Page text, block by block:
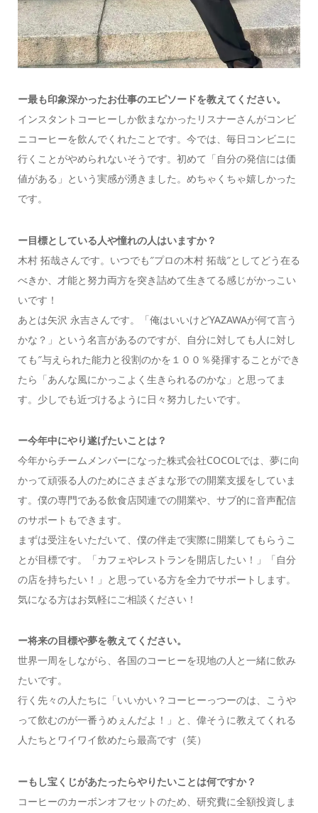
ー最も印象深かったお仕事のエピソードを教えてください。
インスタントコーヒーしか飲まなかったリスナーさんがコンビ
ニコーヒーを飲んでくれたことです。今では、毎日コンビニに
行くことがやめられないそうです。初めて「自分の発信には価
値がある」という実感が湧きました。めちゃくちゃ嬉しかった
です。
ー目標としている人や憧れの人はいますか？
木村 拓哉さんです。いつでも″プロの木村 拓哉″としてどう在る
べきか、才能と努力両方を突き詰めて生きてる感じがかっこい
いです！
あとは矢沢 永吉さんです。「俺はいいけどYAZAWAが何て言う
かな？」という名言があるのですが、自分に対しても人に対し
ても″与えられた能力と役割のかを１００％発揮することができ
たら「あんな風にかっこよく生きられるのかな」と思ってま
す。少しでも近づけるように日々努力したいです。
ー今年中にやり遂げたいことは？
今年からチームメンバーになった株式会社COCOLでは、夢に向
かって頑張る人のためにさまざまな形での開業支援をしていま
す。僕の専門である飲食店関連での開業や、サブ的に音声配信
のサポートもできます。
まずは受注をいただいて、僕の伴走で実際に開業してもらうこ
とが目標です。「カフェやレストランを開店したい！」「自分
の店を持ちたい！」と思っている方を全力でサポートします。
気になる方はお気軽にご相談ください！
ー将来の目標や夢を教えてください。
世界一周をしながら、各国のコーヒーを現地の人と一緒に飲み
たいです。
行く先々の人たちに「いいかい？コーヒーっつーのは、こうや
って飲むのが一番うめぇんだよ！」と、偉そうに教えてくれる
人たちとワイワイ飲めたら最高です（笑）
ーもし宝くじがあたったらやりたいことは何ですか？
コーヒーのカーボンオフセットのため、研究費に全額投資しま